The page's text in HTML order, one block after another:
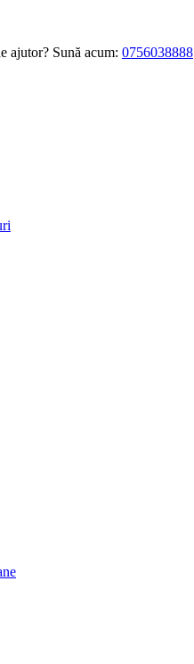
ajutor? Sună acum: 0756038888